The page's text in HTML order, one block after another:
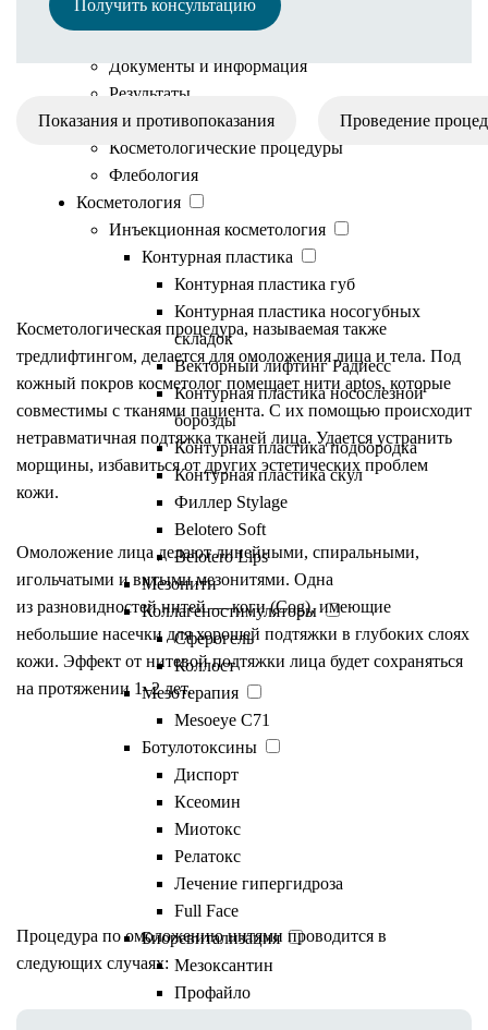
Рассрочка
Документы и информация
Результаты
Пластические операции
Косметологические процедуры
Флебология
Косметология
Инъекционная косметология
Контурная пластика
Контурная пластика губ
Контурная пластика носогубных
складок
Векторный лифтинг Радиесс
Контурная пластика носослезной
борозды
Контурная пластика подбородка
Контурная пластика скул
Филлер Stylage
Belotero Soft
Belotero Lips
Мезонити
Коллагеностимуляторы
Сферогель
Коллост
Мезотерапия
Mesoeye C71
Ботулотоксины
Диспорт
Ксеомин
Миотокс
Релатокс
Лечение гипергидроза
Full Face
Биоревитализация
Мезоксантин
Профайло
Получить консультацию
Показания и противопоказания Проведение
О процедуре
Косметологическая процедура, называемая также
тредлифтингом, делается для омоложения лица и тела. Под
кожный покров косметолог помещает нити aptos, которые
совместимы с тканями пациента. С их помощью происходит
нетравматичная подтяжка тканей лица. Удается устранить
морщины, избавиться от других эстетических проблем
кожи.
Омоложение лица делают линейными, спиральными,
игольчатыми и витыми мезонитями. Одна
из разновидностей нитей — коги (Cog), имеющие
небольшие насечки для хорошей подтяжки в глубоких слоях
кожи. Эффект от нитевой подтяжки лица будет сохраняться
на протяжении 1–2 лет.
Показания и
противопоказания
Процедура по омоложению нитями проводится в
следующих случаях: